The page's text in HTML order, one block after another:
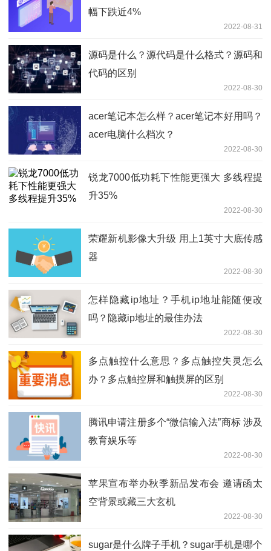
幅下跌近4%
2022-08-31
源码是什么？源代码是什么格式？源码和
代码的区别
2022-08-30
acer笔记本怎么样？acer笔记本好用吗？
acer电脑什么档次？
2022-08-30
锐龙7000低功耗下性能更强大 多线程提
升35%
2022-08-30
荣耀新机影像大升级 用上1英寸大底传感
器
2022-08-30
怎样隐藏ip地址？手机ip地址能随便改
吗？隐藏ip地址的最佳办法
2022-08-30
多点触控什么意思？多点触控失灵怎么
办？多点触控屏和触摸屏的区别
2022-08-30
腾讯申请注册多个“微信输入法”商标 涉及
教育娱乐等
2022-08-30
苹果宣布举办秋季新品发布会 邀请函太
空背景或藏三大玄机
2022-08-30
sugar是什么牌子手机？sugar手机是哪个